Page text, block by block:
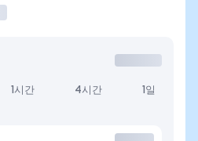
1시간 4시간 1일